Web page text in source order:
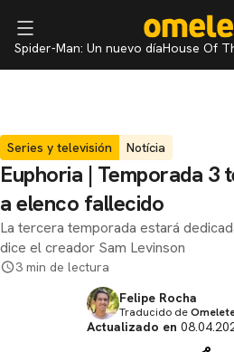
Spider-Man: Un nuevo díaHouse Of
Series y televisión Notícia
Euphoria | Temporada 3
a elenco fallecido
La tercera temporada estará
dice el creador Sam Levinson
3 min de lectura
Felipe Rocha
Traducido de
Actualizado en